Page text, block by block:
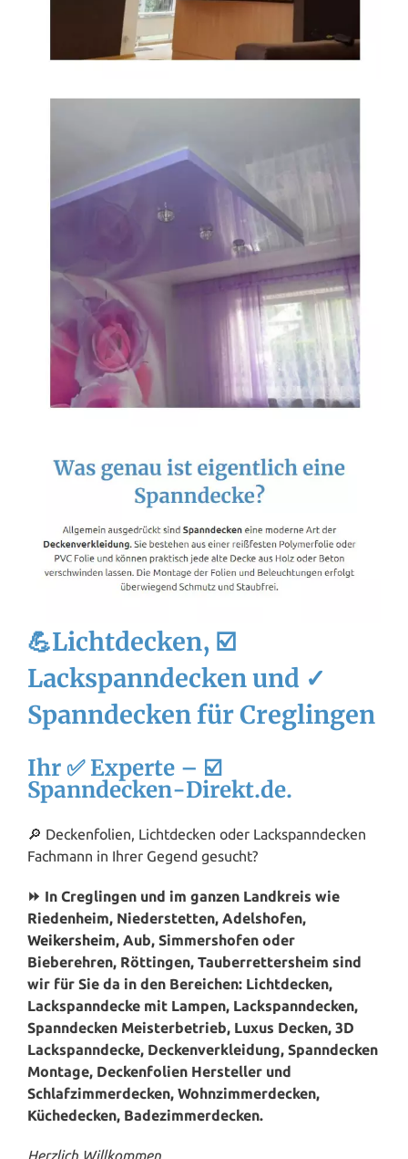
💪Lichtdecken, ☑️
Lackspanndecken und ✓
Spanndecken für Creglingen
Ihr ✅ Experte – ☑️
Spanndecken-Direkt.de.
🔎 Deckenfolien, Lichtdecken oder Lackspanndecken
Fachmann in Ihrer Gegend gesucht?
⏩ In Creglingen und im ganzen Landkreis wie
Riedenheim, Niederstetten, Adelshofen,
Weikersheim, Aub, Simmershofen oder
Bieberehren, Röttingen, Tauberrettersheim sind
wir für Sie da in den Bereichen: Lichtdecken,
Lackspanndecke mit Lampen, Lackspanndecken,
Spanndecken Meisterbetrieb, Luxus Decken, 3D
Lackspanndecke, Deckenverkleidung, Spanndecken
Montage, Deckenfolien Hersteller und
Schlafzimmerdecken, Wohnzimmerdecken,
Küchedecken, Badezimmerdecken.
Herzlich Willkommen.